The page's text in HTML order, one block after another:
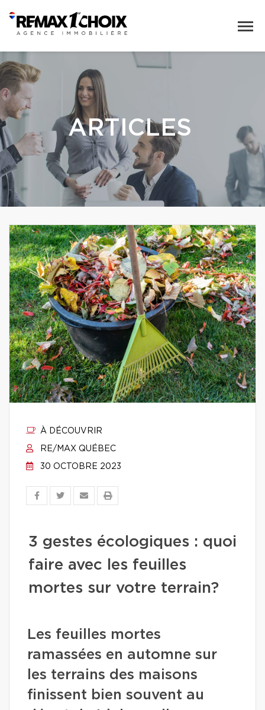
ARTICLES
À DÉCOUVRIR
RE/MAX QUÉBEC
30 OCTOBRE 2023
3 gestes écologiques : quoi
faire avec les feuilles
mortes sur votre terrain?
Les feuilles mortes
ramassées en automne sur
les terrains des maisons
finissent bien souvent au